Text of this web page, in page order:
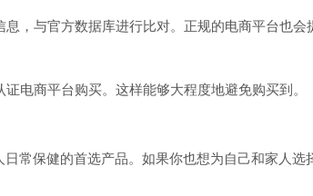
，与官方数据库进行比对。正规的电商平台也会
电商平台购买。这样能够大程度地避免购买到。
常保健的首选产品。如果你也想为自己和家人选